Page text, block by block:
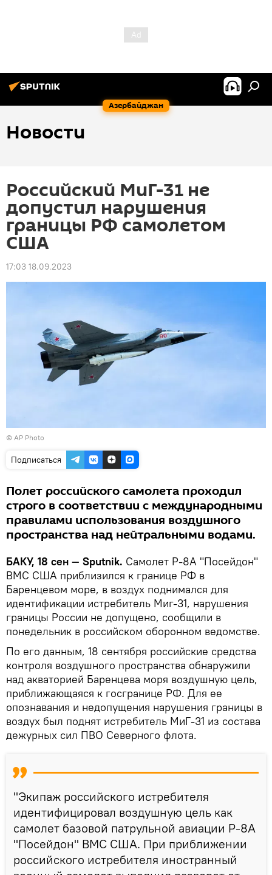
Азербайджан
Новости
Российский МиГ-31 не
допустил нарушения
границы РФ самолетом
США
17:03 18.09.2023
© AP Photo
Подписаться
Полет российского самолета проходил
строго в соответствии с международными
правилами использования воздушного
пространства над нейтральными водами.
БАКУ, 18 сен — Sputnik. Самолет Р-8А "Посейдон"
ВМС США приблизился к границе РФ в
Баренцевом море, в воздух поднимался для
идентификации истребитель Миг-31, нарушения
границы России не допущено, сообщили в
понедельник в российском оборонном ведомстве.
По его данным, 18 сентября российские средства
контроля воздушного пространства обнаружили
над акваторией Баренцева моря воздушную цель,
приближающаяся к госгранице РФ. Для ее
опознавания и недопущения нарушения границы в
воздух был поднят истребитель МиГ-31 из состава
дежурных сил ПВО Северного флота.
"Экипаж российского истребителя
идентифицировал воздушную цель как
самолет базовой патрульной авиации Р-8А
"Посейдон" ВМС США. При приближении
российского истребителя иностранный